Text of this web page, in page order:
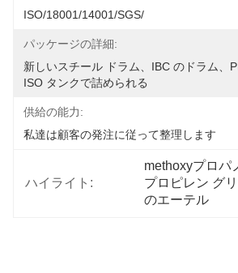
ISO/18001/14001/SGS/
パッケージの詳細:
新しいスチール ドラム、IBC のドラム、
ISO タンクで詰められる
供給の能力:
私達は顧客の発注に従って整理します
ハイライト:
methoxyプロパ
プロピレン グ
のエーテル